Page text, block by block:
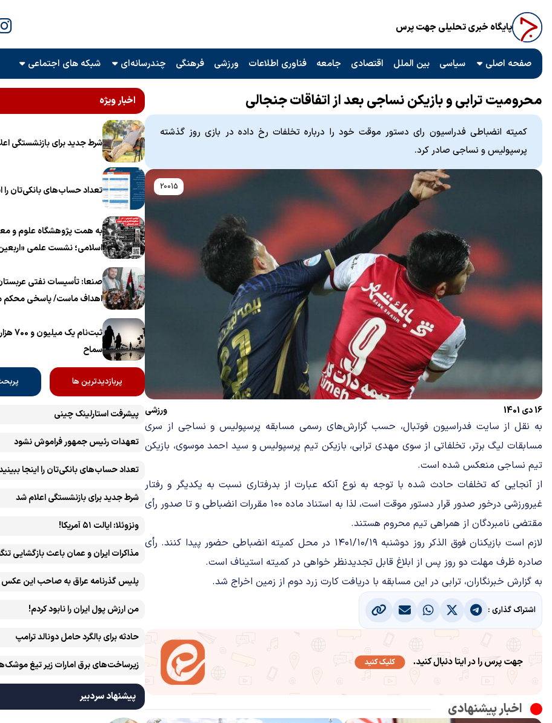
پایگاه خبری تحلیلی جهت پرس
صفحه اصلی سیاسی بین الملل اقتصادی جامعه فناوری اطلاعات ورزشی فرهنگی چندرسانه‌ای شبکه های اجتماعی
محرومیت ترابی و بازیکن نساجی بعد از اتفاقات جنجالی
کمیته انضباطی فدراسیون رای دستور موقت خود را درباره تخلفات رخ داده در بازی روز گذشته
پرسپولیس و نساجی صادر کرد.
20015
16 دی 1401 ورزشی
به نقل از سایت فدراسیون فوتبال، حسب گزارش‌های رسمی مسابقه پرسپولیس و نساجی از سری
مسابقات لیگ برتر، تخلفاتی از سوی مهدی ترابی، بازیکن تیم پرسپولیس و سید احمد موسوی، بازیکن
تیم نساجی منعکس شده است.
از آنجایی که تخلفات حادث شده با توجه به نوع آنکه عبارت از بدرفتاری نسبت به یکدیگر و رفتار
غیرورزشی درخور صدور قرار دستور موقت است، لذا به استناد ماده ۱۰۰ مقررات انضباطی و تا صدور رأی
مقتضی نامبردگان از همراهی تیم محروم هستند.
لازم است بازیکنان فوق الذکر روز دوشنبه ۱۴۰۱/۱۰/۱۹ در محل کمیته انضباطی حضور پیدا کنند. رأی
صادره ظرف مهلت دو روز پس از ابلاغ قابل تجدیدنظر خواهی در کمیته استیناف است.
به گزارش خبرنگاران، ترابی در این مسابقه با دریافت کارت زرد دوم از زمین اخراج شد.
اشتراک گذاری :
اخبار پیشنهادی
اخبار ویژه
شرط جدید برای بازنشستگی
تعداد حساب‌های بانکی‌تان را
به همت پژوهشگاه علوم و
اسلامی؛ نشست علمی
برگزار می‌شود
صنعا: تأسیسات نفتی
اهداف ماست/ پاسخی محکم
ثبت‌نام
سماح ‌
پربازدیدترین ها
پیشرفت ‏استارلینک چینی
تعهدات رئیس جمهور فراموش نشود
تعداد حساب‌های بانکی‌تان را اینجا
شرط جدید برای بازنشستگی اعلام شد
ونزوئلا: ایالت ۵۱ آمریکا!
مذاکرات ایران و عمان باعث بازگشایی
پلیس گذرنامه عراق به صاحب این عکس
من ارزش پول ایران را نابود کردم!
حادثه برای بالگرد حامل دونالد ترامپ
زیرساخت‌های برق امارات زیر تیغ
ایران است
پیشنهاد سردبیر